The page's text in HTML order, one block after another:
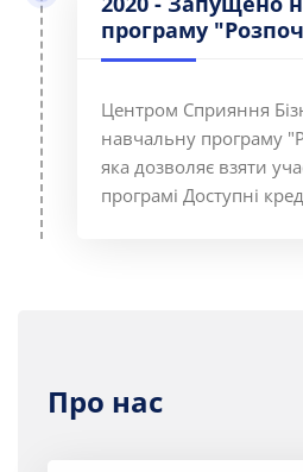
програму
Центром Сприяння
навчальну програму
яка дозволяє взяти
програмі Доступні
Про нас